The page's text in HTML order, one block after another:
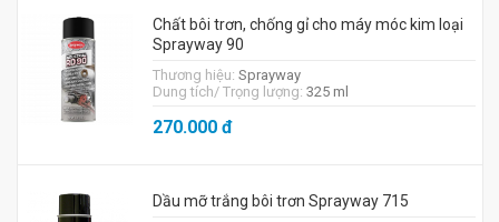
Chất bôi trơn, chống gỉ cho máy móc kim loại
Sprayway 90
Thương hiệu: Sprayway
Dung tích/ Trọng lượng: 325 ml
270.000đ
Dầu mỡ trắng bôi trơn Sprayway 715